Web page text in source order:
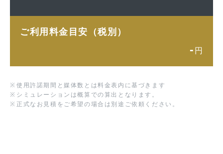
ご利用料金目安（税別）
- 円
※ 使用許諾期間と媒体数とは料金表内に基づきます
※ シミュレーションは概算での算出となります。
※ 正式なお見積をご希望の場合は別途ご依頼ください。